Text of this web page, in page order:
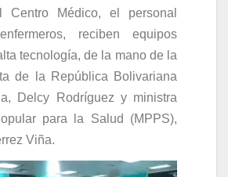
Centro Médico, el personal
reciben equipos
tecnología, de la mano de la
de la República Bolivariana
Delcy Rodríguez y ministra
para la Salud (MPPS),
Viña.